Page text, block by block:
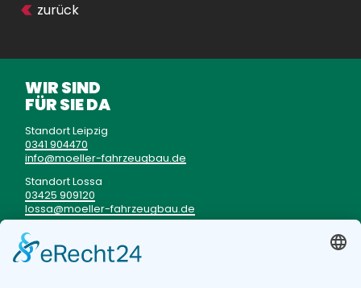
zurück
WIR SIND
FÜR SIE DA
Standort Leipzig
0341 904470
info
moeller-fahrzeugbau de
Standort Lossa
03425 909120
lossa
moeller-fahrzeugbau de
Unser Kunden-Notdienst
im Fall einer Panne
0177 3333199